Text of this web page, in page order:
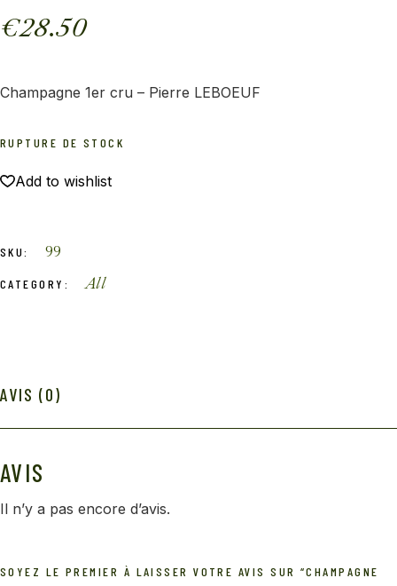
€28.50
Champagne 1er cru – Pierre LEBOEUF
RUPTURE DE STOCK
Add to wishlist
SKU: 99
CATEGORY: All
AVIS (0)
AVIS
Il n’y a pas encore d’avis.
SOYEZ LE PREMIER À LAISSER VOTRE AVIS SUR “CHAMPAGNE